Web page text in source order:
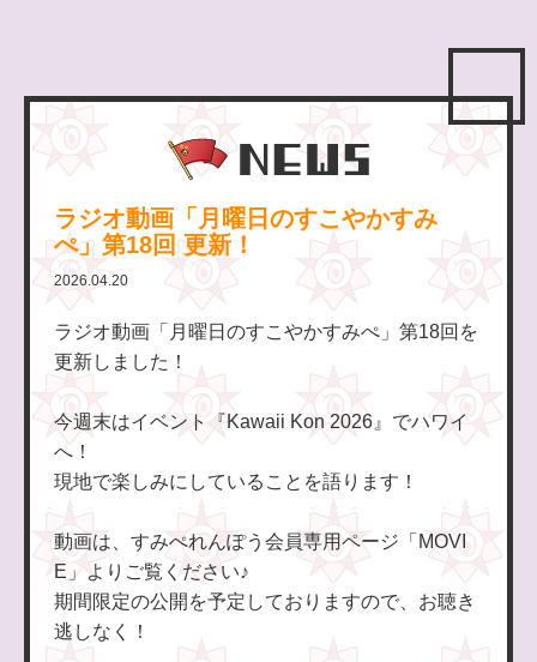
ラジオ動画「月曜日のすこやかすみ
ぺ」第18回 更新！
2026.04.20
ラジオ動画「月曜日のすこやかすみぺ」第18回を
更新しました！
今週末はイベント『Kawaii Kon 2026』でハワイ
へ！
現地で楽しみにしていることを語ります！
動画は、すみぺれんぽう会員専用ページ「MOVI
E」よりご覧ください♪
期間限定の公開を予定しておりますので、お聴き
逃しなく！